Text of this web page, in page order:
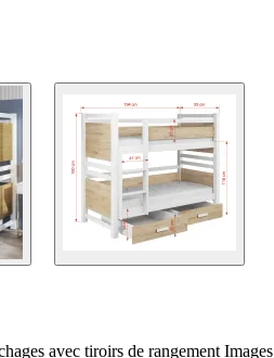
avec tiroirs de rangement Images